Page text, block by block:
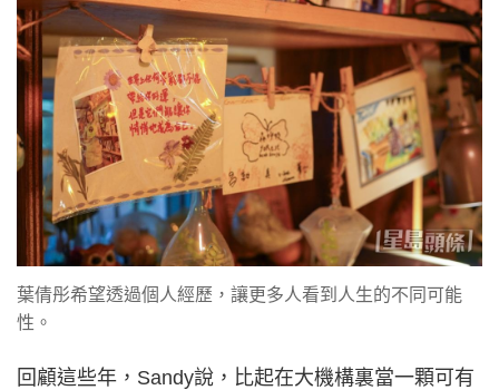
葉倩彤希望透過個人經歷，讓更多人看到人生的不同可能
性。
回顧這些年，Sandy說，比起在大機構裏當一顆可有